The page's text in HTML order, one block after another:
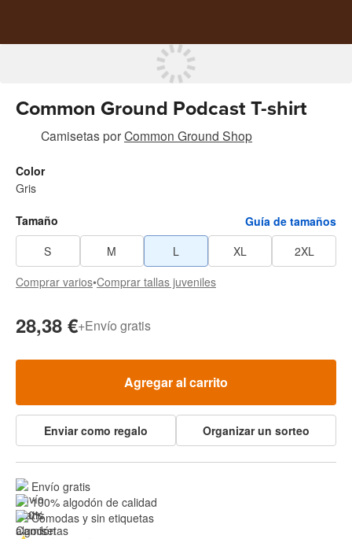
Common Ground Podcast T-shirt
CamisetasporCommon Ground Shop
Color
Gris
Tamaño
Guía de tamaños
S
M L XL
2XL
Comprar varios•Comprar tallas juveniles
28,38 €+Envío gratis
Agregar al carrito
Enviar como regalo Organizar un sorteo
Envío gratis
100% algodón de calidad
Cómodas y sin etiquetas